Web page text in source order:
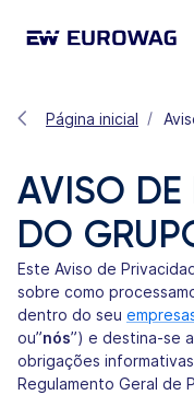
Página inicial
AVISO DE
DO
Este Aviso de
sobre como
dentro do seu
ou”nós”) e destina-se
obrigações
Regulamento Geral de